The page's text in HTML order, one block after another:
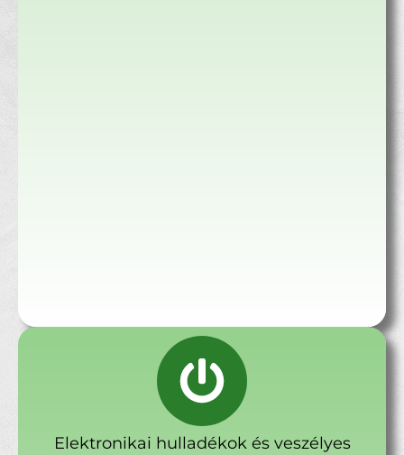
Elektronikai hulladékok és veszélyes